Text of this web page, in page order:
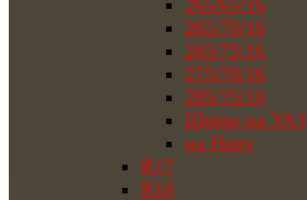
265/65/16
265/70/16
265/75/16
275/70/16
285/75/16
Шины на УАЗ
на Ниву
R17
R18